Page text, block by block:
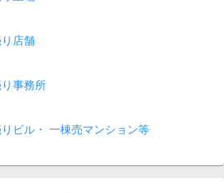
店舗
事務所
ビル・ 一棟売マンション等